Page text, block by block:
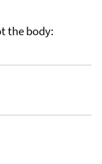
the body: